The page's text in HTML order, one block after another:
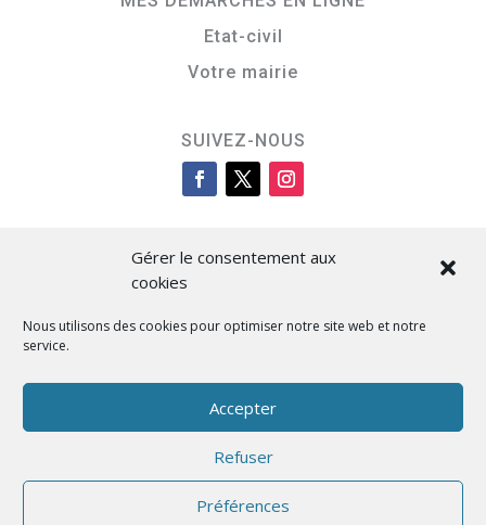
Gérer le consentement aux
cookies
Nous utilisons des cookies pour optimiser notre site web et notre
service.
Accepter
Refuser
Préférences
Etat-civil
Votre mairie
SUIVEZ-NOUS
Cità di L’Isula
Designed by BKM Web Consulting